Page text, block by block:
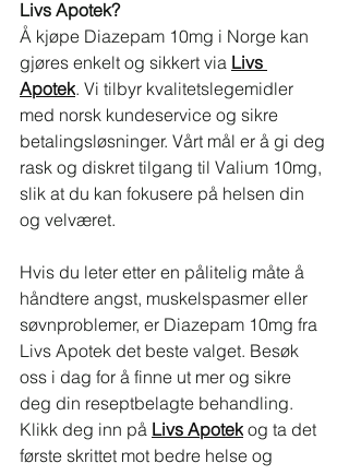
Livs Apotek?
Å kjøpe Diazepam 10mg i Norge kan
gjøres enkelt og sikkert via Livs
Apotek. Vi tilbyr kvalitetslegemidler
med norsk kundeservice og sikre
betalingsløsninger. Vårt mål er å gi deg
rask og diskret tilgang til Valium 10mg,
slik at du kan fokusere på helsen din
og velværet.
Hvis du leter etter en pålitelig måte å
håndtere angst, muskelspasmer eller
søvnproblemer, er Diazepam 10mg fra
Livs Apotek det beste valget. Besøk
oss i dag for å finne ut mer og sikre
deg din reseptbelagte behandling.
Klikk deg inn på Livs Apotek og ta det
første skrittet mot bedre helse og